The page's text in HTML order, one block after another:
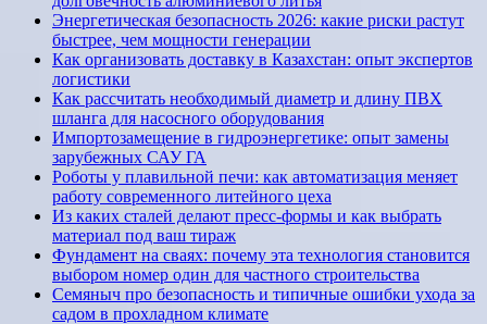
Энергетическая безопасность 2026: какие риски растут
быстрее, чем мощности генерации
Как организовать доставку в Казахстан: опыт экспертов
логистики
Как рассчитать необходимый диаметр и длину ПВХ
шланга для насосного оборудования
Импортозамещение в гидроэнергетике: опыт замены
зарубежных САУ ГА
Роботы у плавильной печи: как автоматизация меняет
работу современного литейного цеха
Из каких сталей делают пресс-формы и как выбрать
материал под ваш тираж
Фундамент на сваях: почему эта технология становится
выбором номер один для частного строительства
Семяныч про безопасность и типичные ошибки ухода за
садом в прохладном климате